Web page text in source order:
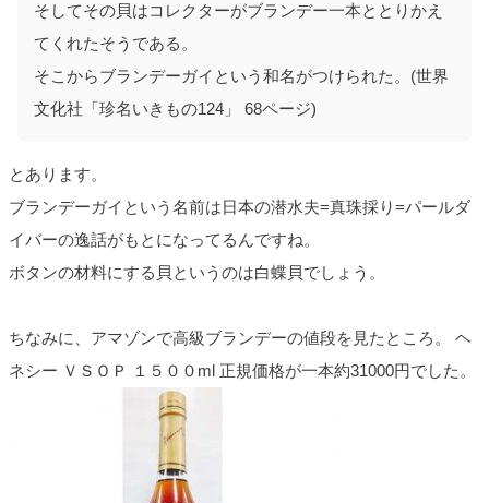
そしてその貝はコレクターがブランデー一本ととりかえ
てくれたそうである。
そこからブランデーガイという和名がつけられた。(世界
文化社「珍名いきもの124」 68ページ)
とあります。
ブランデーガイという名前は日本の潜水夫=真珠採り=パールダ
イバーの逸話がもとになってるんですね。
ボタンの材料にする貝というのは白蝶貝でしょう。
ちなみに、アマゾンで高級ブランデーの値段を見たところ。 ヘ
ネシー ＶＳＯＰ １５００ml 正規価格が一本約31000円でした。